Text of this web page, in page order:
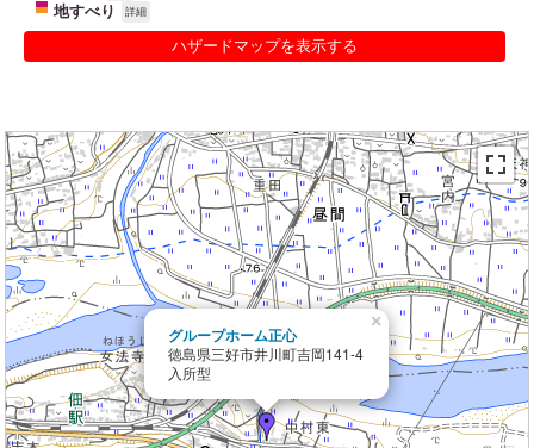
地すべり 詳細
ハザードマップを表示する
グループホーム正心
徳島県三好市井川町吉岡141-4
入所型
×